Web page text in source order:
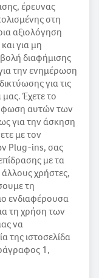
έρευνας
στη
αξιολόγηση
για μη
διαφήμισης
την ενημέρωση
για τις
Έχετε το
αυτών των
για την άσκηση
με τον
Plug-ins, σας
με τα
χρήστες,
τη
ενδιαφέρουσα
τη χρήση των
να
της ιστοσελίδα
1,